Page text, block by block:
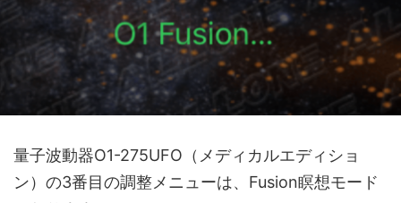
量子波動器O1-275UFO（メディカルエディショ
ン）の3番目の調整メニューは、Fusion瞑想モード